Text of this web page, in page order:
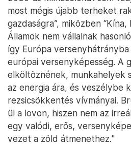
most mégis újabb terheket
gazdaságra”, miközben
Államok nem vállalnak
így Európa
európai versenyképesség. A
elköltöznének, munkahelyek
az energia ára, és veszélybe
rezsicsökkentés vívmányai.
ül a lovon, hiszen nem az
egy valódi, erős,
vezet a zöld átmenethez."